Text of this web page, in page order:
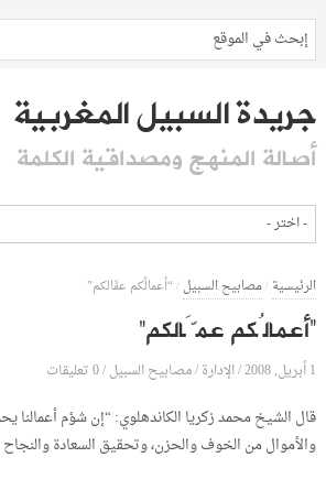
جريدة السبيل المغربية
أصالة المنهج ومصداقية الكلمة
الرئيسية/مصابيح السبيل/“أعمالُكم عمَّالكم”
“أعمالُكم عمَّالكم”
1 أبريل, 2008 /الإدارة/مصابيح السبيل/0 تعليقات
قال الشيخ محمد زكريا الكاندهلوي: “إن شؤم أعمالنا
والأموال من الخوف والحزن، وتحقيق السعادة والنجاح